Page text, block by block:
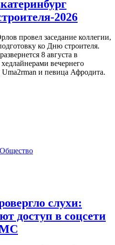
2026
провел заседание коллегии,
ко Дню строителя.
8 августа в
вечернего
Uma2rman и певица Афродита.
Общество
слухи:
доступ в соцсети